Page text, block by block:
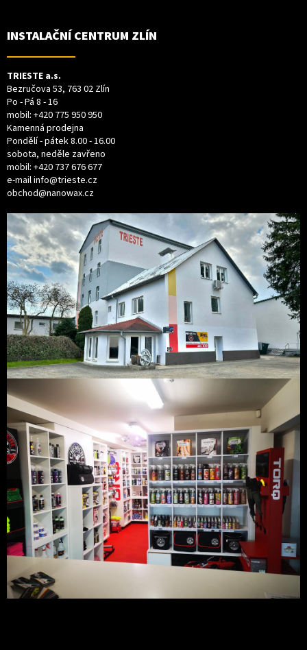
INSTALAČNÍ CENTRUM ZLÍN
TRIESTE a.s.
Bezručova 53, 763 02 Zlín
Po - Pá 8 - 16
mobil: +420 775 950 950
Kamenná prodejna
Pondělí - pátek 8.00 - 16.00
sobota, neděle zavřeno
mobil: +420 737 676 677
e-mailinfo@trieste.cz
obchod@nanowax.cz